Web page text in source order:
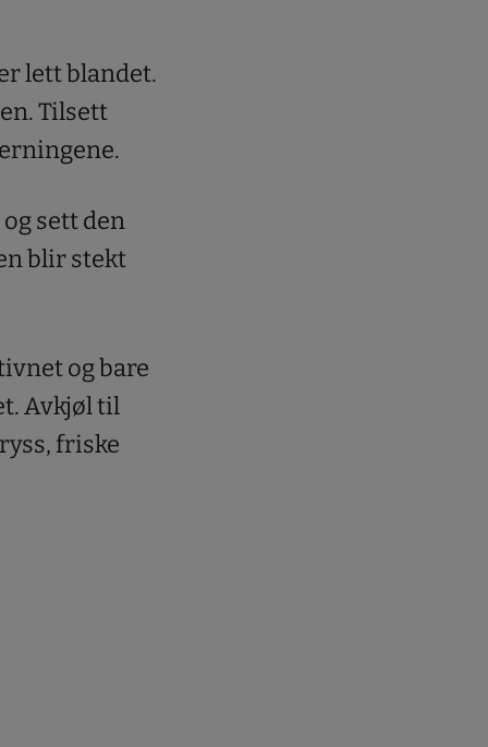
lett blandet.
Tilsett
sett den
blir stekt
og bare
Avkjøl til
friske